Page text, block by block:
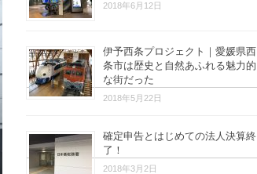
2018年6月12日
伊予西条プロジェクト｜愛媛県西
条市は歴史と自然あふれる魅力的
な街だった
2018年5月22日
確定申告とはじめての法人決算終
了！
2018年3月2日